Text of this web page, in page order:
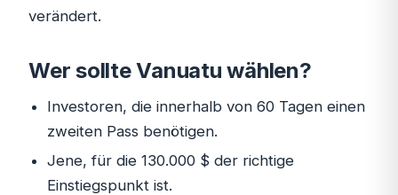
verändert.
Wer sollte Vanuatu wählen?
Investoren, die innerhalb von 60 Tagen einen
zweiten Pass benötigen.
Jene, für die 130.000 $ der richtige
Einstiegspunkt ist.